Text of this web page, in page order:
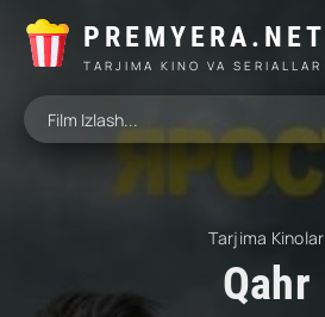
PREMYERA.NET
TARJIMA KINO VA SERIALLAR
Tarjima Kinolar
Qahr